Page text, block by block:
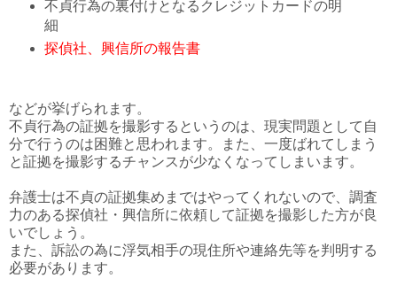
不貞行為の裏付けとなるクレジットカードの明
細
探偵社、興信所の報告書
などが挙げられます。
不貞行為の証拠を撮影するというのは、現実問題として自
分で行うのは困難と思われます。また、一度ばれてしまう
と証拠を撮影するチャンスが少なくなってしまいます。
弁護士は不貞の証拠集めまではやってくれないので、調査
力のある探偵社・興信所に依頼して証拠を撮影した方が良
いでしょう。
また、訴訟の為に浮気相手の現住所や連絡先等を判明する
必要があります。